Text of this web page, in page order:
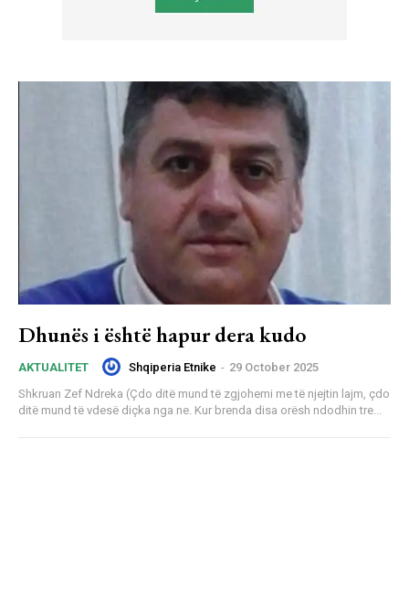
Dhunës i është hapur dera kudo
AKTUALITET Shqiperia Etnike - 29 October 2025
Shkruan Zef Ndreka (Çdo ditë mund të zgjohemi me të njejtin lajm, çdo
ditë mund të vdesë diçka nga ne. Kur brenda disa orësh ndodhin tre...